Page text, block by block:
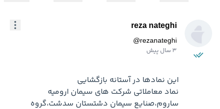
reza nateghi
@rezanateghi
3 سال پیش